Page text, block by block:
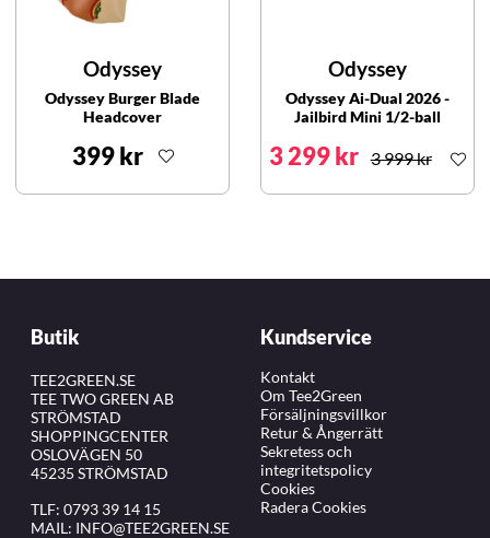
Odyssey
Odyssey Burger Blade
Headcover
399 kr
Odyssey
Odyssey Ai-Dual 2026 -
Jailbird Mini 1/2-ball
3 299 kr 3 999 kr
Butik
TEE2GREEN.SE
TEE TWO GREEN AB
STRÖMSTAD
SHOPPINGCENTER
OSLOVÄGEN 50
45235 STRÖMSTAD
TLF: 0793 39 14 15
MAIL: INFO@TEE2GREEN.SE
Kundservice
Kontakt
Om Tee2Green
Försäljningsvillkor
Retur & Ångerrätt
Sekretess och
integritetspolicy
Cookies
Radera Cookies